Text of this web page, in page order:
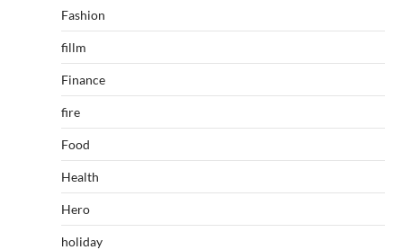
Fashion
fillm
Finance
fire
Food
Health
Hero
holiday